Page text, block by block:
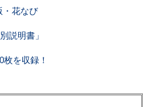
花なび
説明書」
を収録！